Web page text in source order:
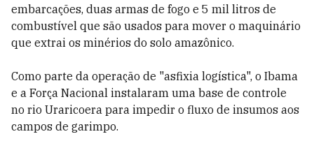
embarcações, duas armas de fogo e 5 mil litros de
combustível que são usados para mover o maquinário
que extrai os minérios do solo amazônico.
Como parte da operação de "asfixia logística", o Ibama
e a Força Nacional instalaram uma base de controle
no rio Uraricoera para impedir o fluxo de insumos aos
campos de garimpo.